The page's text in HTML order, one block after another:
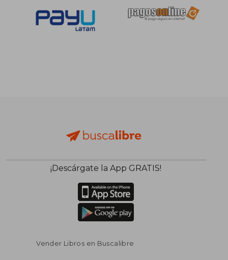
Rápido
¡Descárgate la App GRATIS!
Vender Libros en Buscalibre